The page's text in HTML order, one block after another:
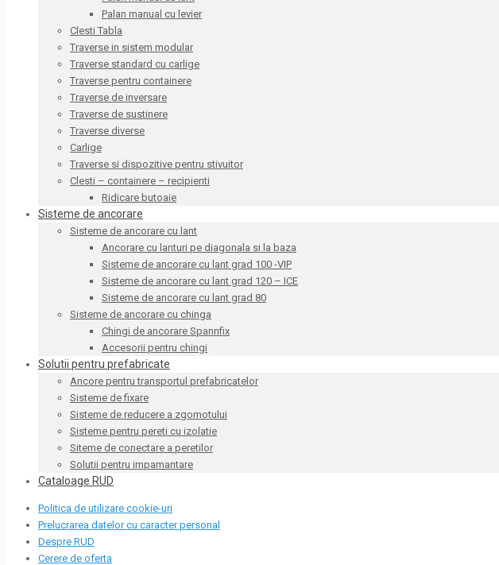
Palan manual cu levier
Clesti Tabla
Traverse in sistem modular
Traverse standard cu carlige
Traverse pentru containere
Traverse de inversare
Traverse de sustinere
Traverse diverse
Carlige
Traverse si dispozitive pentru stivuitor
Clesti – containere – recipienti
Ridicare butoaie
Sisteme de ancorare
Sisteme de ancorare cu lant
Ancorare cu lanturi pe diagonala si la baza
Sisteme de ancorare cu lant grad 100 -VIP
Sisteme de ancorare cu lant grad 120 – ICE
Sisteme de ancorare cu lant grad 80
Sisteme de ancorare cu chinga
Chingi de ancorare Spannfix
Accesorii pentru chingi
Solutii pentru prefabricate
Ancore pentru transportul prefabricatelor
Sisteme de fixare
Sisteme de reducere a zgomotului
Sisteme pentru pereti cu izolatie
Siteme de conectare a peretilor
Solutii pentru impamantare
Cataloage RUD
Politica de utilizare cookie-uri
Prelucrarea datelor cu caracter personal
Despre RUD
Cerere de oferta